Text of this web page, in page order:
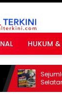
HUKUM
Sejumlah
Selatan
Dilaporkan